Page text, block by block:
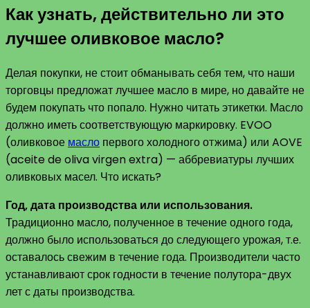
Как узнать, действительно ли это
лучшее оливковое масло?
Делая покупки, не стоит обманывать себя тем, что наши
торговцы предложат лучшее масло в мире, но давайте не
будем покупать что попало. Нужно читать этикетки. Масло
должно иметь соответствующую маркировку. EVOO
(оливковое масло первого холодного отжима) или AOVE
(aceite de oliva virgen extra) — аббревиатуры лучших
оливковых масел. Что искать?
Год, дата производства или использования.
Традиционно масло, полученное в течение одного года,
должно было использоваться до следующего урожая, т.е.
оставалось свежим в течение года. Производители часто
устанавливают срок годности в течение полутора-двух
лет с даты производства.